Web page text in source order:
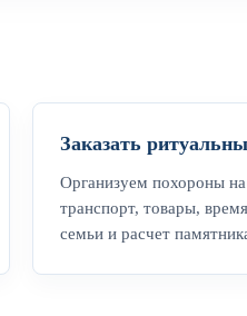
Заказать
Организуем похороны
транспорт, товары,
семьи и расчет